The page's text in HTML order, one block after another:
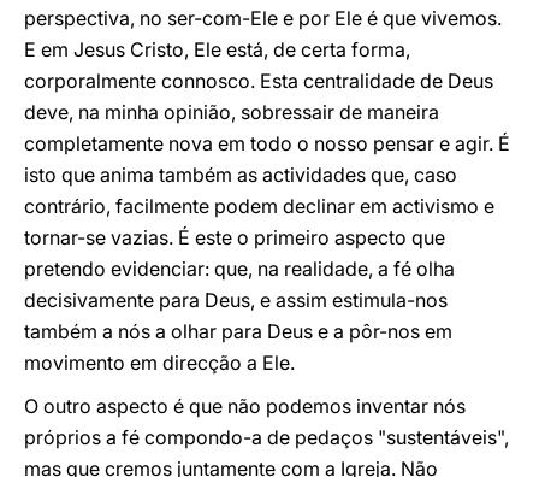
perspectiva, no ser-com-Ele e por Ele é que vivemos.
E em Jesus Cristo, Ele está, de certa forma,
corporalmente connosco. Esta centralidade de Deus
deve, na minha opinião, sobressair de maneira
completamente nova em todo o nosso pensar e agir. É
isto que anima também as actividades que, caso
contrário, facilmente podem declinar em activismo e
tornar-se vazias. É este o primeiro aspecto que
pretendo evidenciar: que, na realidade, a fé olha
decisivamente para Deus, e assim estimula-nos
também a nós a olhar para Deus e a pôr-nos em
movimento em direcção a Ele.
O outro aspecto é que não podemos inventar nós
próprios a fé compondo-a de pedaços "sustentáveis",
mas que cremos juntamente com a Igreja. Não